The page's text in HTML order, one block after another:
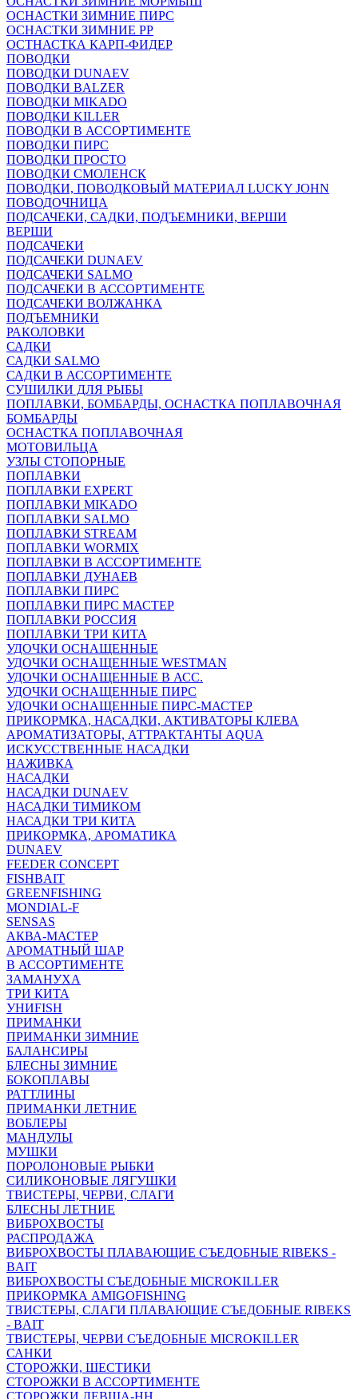
ОСНАСТКИ ЗИМНИЕ ПИРС
ОСНАСТКИ ЗИМНИЕ РР
ОСТНАСТКА КАРП-ФИДЕР
ПОВОДКИ
ПОВОДКИ DUNAEV
ПОВОДКИ BALZER
ПОВОДКИ MIKADO
ПОВОДКИ KILLER
ПОВОДКИ В АССОРТИМЕНТЕ
ПОВОДКИ ПИРС
ПОВОДКИ ПРОСТО
ПОВОДКИ СМОЛЕНСК
ПОВОДКИ, ПОВОДКОВЫЙ МАТЕРИАЛ LUCKY JOHN
ПОВОДОЧНИЦА
ПОДСАЧЕКИ, САДКИ, ПОДЪЕМНИКИ, ВЕРШИ
ВЕРШИ
ПОДСАЧЕКИ
ПОДСАЧЕКИ DUNAEV
ПОДСАЧЕКИ SALMO
ПОДСАЧЕКИ В АССОРТИМЕНТЕ
ПОДСАЧЕКИ ВОЛЖАНКА
ПОДЪЕМНИКИ
РАКОЛОВКИ
САДКИ
САДКИ SALMO
САДКИ В АССОРТИМЕНТЕ
СУШИЛКИ ДЛЯ РЫБЫ
ПОПЛАВКИ, БОМБАРДЫ, ОСНАСТКА ПОПЛАВОЧНАЯ
БОМБАРДЫ
ОСНАСТКА ПОПЛАВОЧНАЯ
МОТОВИЛЬЦА
УЗЛЫ СТОПОРНЫЕ
ПОПЛАВКИ
ПОПЛАВКИ EXPERT
ПОПЛАВКИ MIKADO
ПОПЛАВКИ SALMO
ПОПЛАВКИ STREAM
ПОПЛАВКИ WORMIX
ПОПЛАВКИ В АССОРТИМЕНТЕ
ПОПЛАВКИ ДУНАЕВ
ПОПЛАВКИ ПИРС
ПОПЛАВКИ ПИРС МАСТЕР
ПОПЛАВКИ РОССИЯ
ПОПЛАВКИ ТРИ КИТА
УДОЧКИ ОСНАЩЕННЫЕ
УДОЧКИ ОСНАЩЕННЫЕ WESTMAN
УДОЧКИ ОСНАЩЕННЫЕ В АСС.
УДОЧКИ ОСНАЩЕННЫЕ ПИРС
УДОЧКИ ОСНАЩЕННЫЕ ПИРС-МАСТЕР
ПРИКОРМКА, НАСАДКИ, АКТИВАТОРЫ КЛЕВА
АРОМАТИЗАТОРЫ, АТТРАКТАНТЫ AQUA
ИСКУССТВЕННЫЕ НАСАДКИ
НАЖИВКА
НАСАДКИ
НАСАДКИ DUNAEV
НАСАДКИ ТИМИКОМ
НАСАДКИ ТРИ КИТА
ПРИКОРМКА, АРОМАТИКА
DUNAEV
FEEDER CONCEPT
FISHBAIT
GREENFISHING
MONDIAL-F
SENSAS
АКВА-МАСТЕР
АРОМАТНЫЙ ШАР
В АССОРТИМЕНТЕ
ЗАМАНУХА
ТРИ КИТА
УНИFISH
ПРИМАНКИ
ПРИМАНКИ ЗИМНИЕ
БАЛАНСИРЫ
БЛЕСНЫ ЗИМНИЕ
БОКОПЛАВЫ
РАТТЛИНЫ
ПРИМАНКИ ЛЕТНИЕ
ВОБЛЕРЫ
МАНДУЛЫ
МУШКИ
ПОРОЛОНОВЫЕ РЫБКИ
СИЛИКОНОВЫЕ ЛЯГУШКИ
ТВИСТЕРЫ, ЧЕРВИ, СЛАГИ
БЛЕСНЫ ЛЕТНИЕ
ВИБРОХВОСТЫ
РАСПРОДАЖА
ВИБРОХВОСТЫ ПЛАВАЮЩИЕ СЪЕДОБНЫЕ RIBEKS -
BAIT
ВИБРОХВОСТЫ СЪЕДОБНЫЕ MICROKILLER
ПРИКОРМКА AMIGOFISHING
ТВИСТЕРЫ, СЛАГИ ПЛАВАЮЩИЕ СЪЕДОБНЫЕ RIBEKS
- BAIT
ТВИСТЕРЫ, ЧЕРВИ СЪЕДОБНЫЕ MICROKILLER
САНКИ
СТОРОЖКИ, ШЕСТИКИ
СТОРОЖКИ В АССОРТИМЕНТЕ
СТОРОЖКИ ЛЕВША-НН